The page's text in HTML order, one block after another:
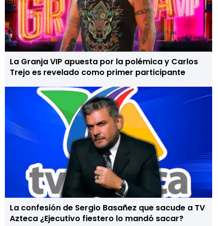
La Granja VIP apuesta por la polémica y Carlos
Trejo es revelado como primer participante
La confesión de Sergio Basañez que sacude a TV
Azteca ¿Ejecutivo fiestero lo mandó sacar?